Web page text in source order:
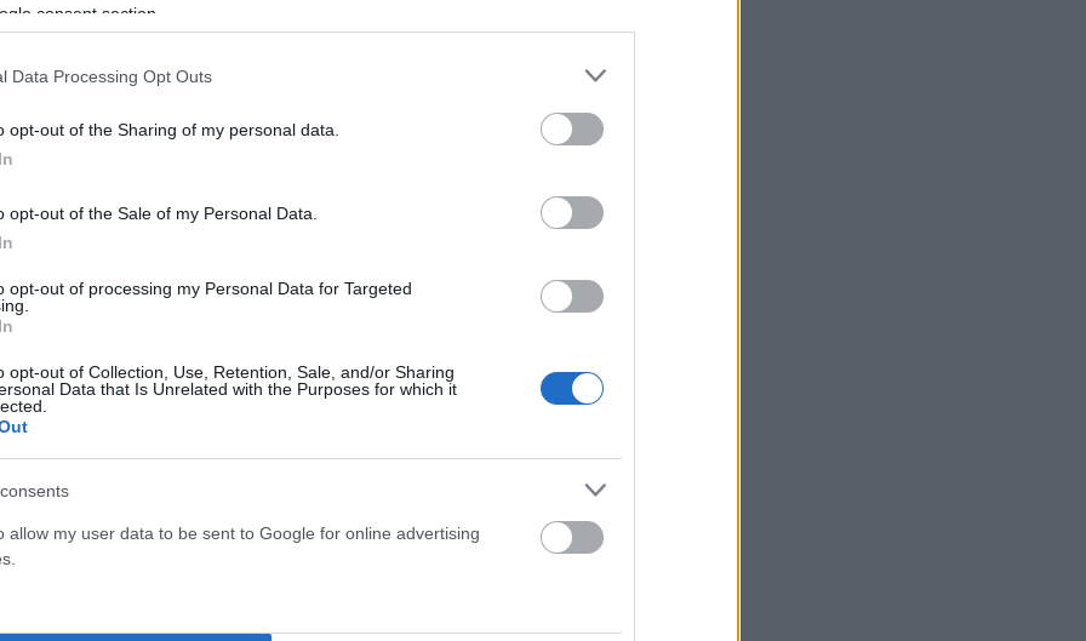
consent section.
Data Processing Opt Outs
opt-out of the Sharing of my personal data.
opt-out of the Sale of my Personal Data.
opt-out of processing my Personal Data for Targeted
opt-out of Collection, Use, Retention, Sale, and/or Sharing
Data that Is Unrelated with the Purposes for which it
allow my user data to be sent to Google for online advertising
της και τους μισθοφόρους της στη γη μας,
έχει για την χώρα της αργότερα».
Facebook Twitter Pinterest LinkedIn Tumblr
–